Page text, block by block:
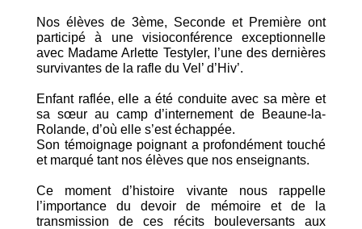
Nos élèves de 3ème, Seconde et Première ont
participé à une visioconférence exceptionnelle
avec Madame Arlette Testyler, l’une des dernières
survivantes de la rafle du Vel’ d’Hiv’.
Enfant raflée, elle a été conduite avec sa mère et
sa sœur au camp d’internement de Beaune-la-
Rolande, d’où elle s’est échappée.
Son témoignage poignant a profondément touché
et marqué tant nos élèves que nos enseignants.
Ce moment d’histoire vivante nous rappelle
l’importance du devoir de mémoire et de la
transmission de ces récits bouleversants aux